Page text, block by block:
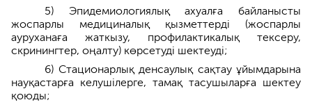
5) Эпидемиологиялық ахуалға байланысты
жоспарлы медициналық қызметтерді (жоспарлы
ауруханаға жаткызу, профилактикалық тексеру,
скринингтер, оңалту) көрсетуді шектеуді;
6) Стационарлық денсаулық сақтау ұйымдарына
науқастарға келушілерге, тамақ тасушыларға шектеу
қоюды;